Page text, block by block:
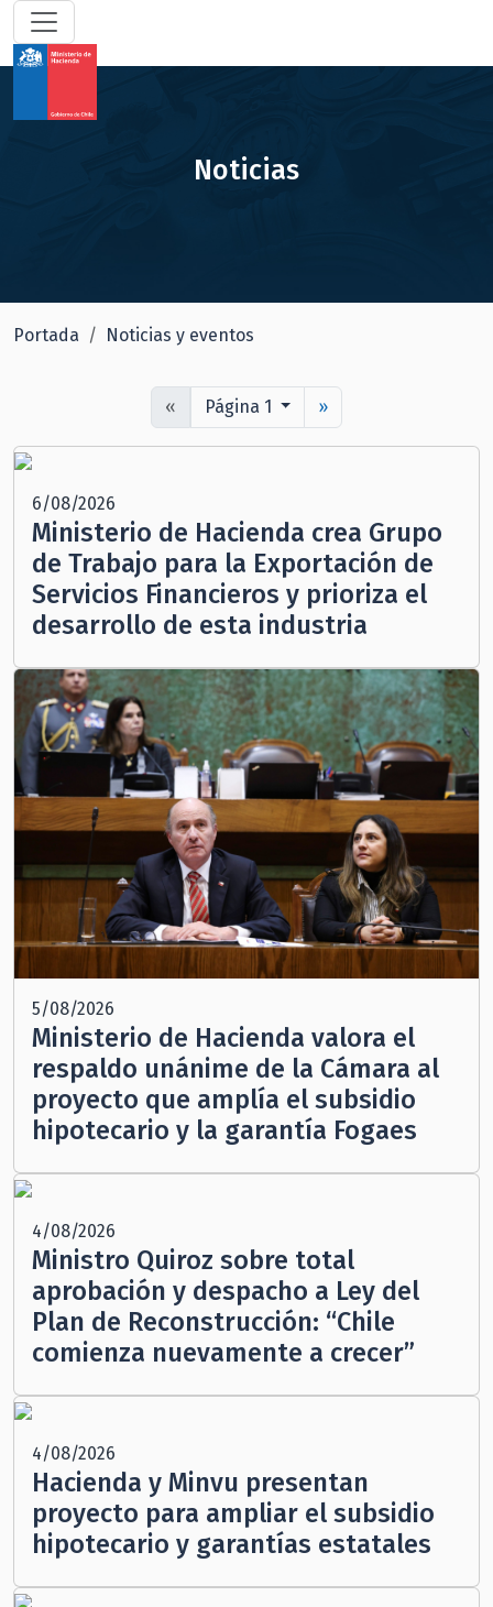
Noticias
Portada Noticias y eventos
« Página 1 »
6/08/2026
Ministerio de Hacienda crea Grupo
de Trabajo para la Exportación de
Servicios Financieros y prioriza el
desarrollo de esta industria
5/08/2026
Ministerio de Hacienda valora el
respaldo unánime de la Cámara al
proyecto que amplía el subsidio
hipotecario y la garantía Fogaes
4/08/2026
Ministro Quiroz sobre total
aprobación y despacho a Ley del
Plan de Reconstrucción: “Chile
comienza nuevamente a crecer”
4/08/2026
Hacienda y Minvu presentan
proyecto para ampliar el subsidio
hipotecario y garantías estatales